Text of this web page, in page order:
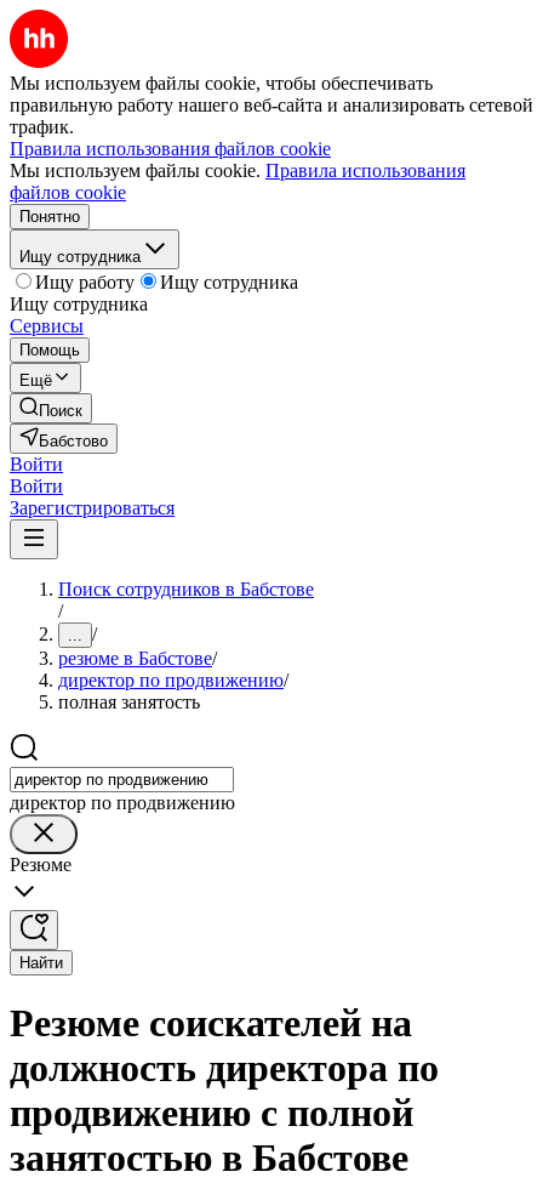
Мы используем файлы cookie, чтобы обеспечивать
правильную работу нашего веб-сайта и анализировать сетевой
трафик.
Правила использования файлов cookie
Мы используем файлы cookie. Правила использования
файлов cookie
Понятно
Ищу сотрудника
Ищу работу
Ищу сотрудника
Ищу сотрудника
Сервисы
Помощь
Ещё
Поиск
Бабстово
Войти
Войти
Зарегистрироваться
Поиск сотрудников в Бабстове
/
... /
резюме в Бабстове/
директор по продвижению/
полная занятость
директор по продвижению
Резюме
Найти
Резюме соискателей на
должность директора по
продвижению с полной
занятостью в Бабстове